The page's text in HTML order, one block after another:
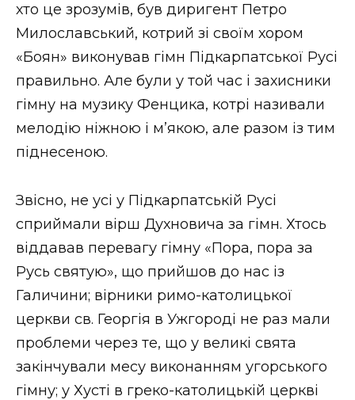
хто це зрозумів, був диригент Петро
Милославський, котрий зі своїм хором
«Боян» виконував гімн Підкарпатської Русі
правильно. Але були у той час і захисники
гімну на музику Фенцика, котрі називали
мелодію ніжною і м’якою, але разом із тим
піднесеною.
Звісно, не усі у Підкарпатській Русі
сприймали вірш Духновича за гімн. Хтось
віддавав перевагу гімну «Пора, пора за
Русь святую», що прийшов до нас із
Галичини; вірники римо-католицької
церкви св. Георгія в Ужгороді не раз мали
проблеми через те, що у великі свята
закінчували месу виконанням угорського
гімну; у Хусті в греко-католицькій церкві